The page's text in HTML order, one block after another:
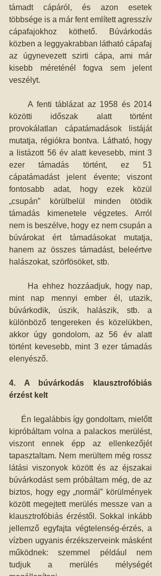
támadt cápáról, és azon esetek
többsége is a már fent említett agresszív
cápafajokhoz köthető. Búvárkodás
közben a leggyakrabban látható cápafaj
az úgynevezett szirti cápa, ami már
kisebb méreténél fogva sem jelent
veszélyt.
     A fenti táblázat az 1958 és 2014
közötti időszak alatt történt
provokálatlan cápatámadások listáját
mutatja, régiókra bontva. Látható, hogy
a listázott 56 év alatt kevesebb, mint 3
ezer támadás történt, ez 51
cápatámadást jelent évente; viszont
fontosabb adat, hogy ezek közül
„csupán” körülbelül minden ötödik
támadás kimenetele végzetes. Arról
nem is beszélve, hogy ez nem csupán a
búvárokat ért támadásokat mutatja,
hanem az összes támadást, beleértve
halászokat, szörfösöket, stb.
mint nap mennyi ember él, utazik,
búvárkodik, úszik, halászik, stb. a
különböző tengereken és közelükben,
akkor úgy gondolom, az 56 év alatt
történt kevesebb, mint 3 ezer támadás
elenyésző.
4. A búvárkodás klausztrofóbiás
érzést kelt
kipróbáltam volna a palackos merülést,
viszont ennek épp az ellenkezőjét
tapasztaltam. Nem merültem még rossz
látási viszonyok között és az éjszakai
búvárkodást sem próbáltam még, de az
biztos, hogy egy „normál” körülmények
között megejtett merülés messze van a
klausztrofóbiás érzéstől. Sokkal inkább
jellemző egyfajta végtelenség-érzés, a
vízben ugyanis érzékszerveink másként
működnek: szemmel például nem
tudjuk a merülés mélységét